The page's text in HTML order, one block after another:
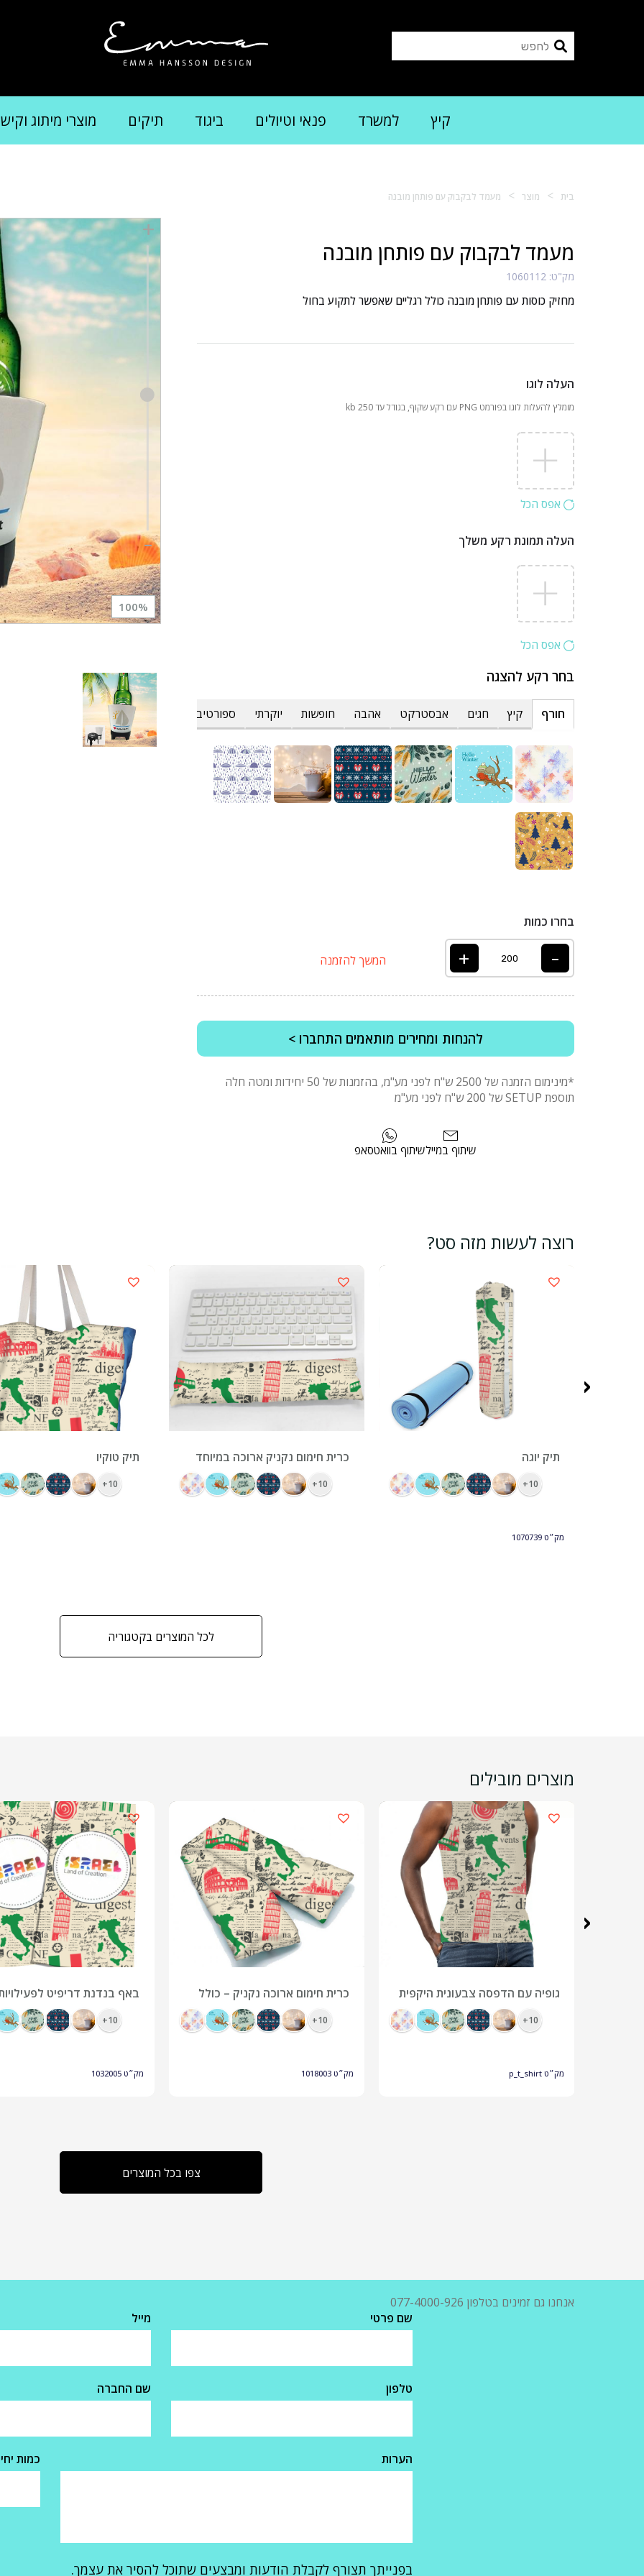
קיץ למשרד פנאי וטיולים ביגוד תיקים מוצרי מיתוג
בית > מוצר > מעמד לבקבוק עם פותחן מובנה
100%
מעמד לבקבוק עם פותחן מובנה
מק"ט: 1060112
מחזיק כוסות עם פותחן מובנה כולל רגליים שאפשר לתקוע בחול
העלה לוגו
מומלץ להעלות לוגו בפורמט PNG עם רקע שקוף, בגודל עד 250 kb
אפס הכל
העלה תמונת רקע משלך
אפס הכל
בחר רקע להצגה
חורף קיץ חגים אבסטרקט אהבה חופשות יוקרתי ספורטיבי פרחוני וטרופי
בחרו כמות
-
+ המשך להזמנה
להנחות ומחירים מותאמים התחברו >
*מינימום הזמנה של 2500 ש"ח לפני מע"מ, בהזמנות של 50 יחידות ומטה חלה
תוספת SETUP של 200 ש"ח לפני מע"מ
שיתוף בוואטסאפשיתוף במייל
רוצה לעשות מזה סט?
תיק יוגה
10+
מק״ט1070739
כרית חימום נקניק ארוכה במיוחד
10+
תיק טוקיו
10+
‹
לכל המוצרים בקטגוריה
מוצרים מובילים
גופיה עם הדפסה צבעונית היקפית
10+
מק״טp_t_shirt
כרית חימום ארוכה נקניק – כולל
מיתוג צבעוני
10+
מק״ט 1018003
באף בנדנת דריפיט
ספורט עם הדפסה מלאה
10+
מק״ט1032005
‹
צפו בכל המוצרים
אנחנו גם זמינים בטלפון 077-4000-926
שם פרטי
מייל
טלפון שם החברה
הערות כמות
בפנייתך תצורף לקבלת הודעות ומבצעים שתוכל להסיר את עצמך.